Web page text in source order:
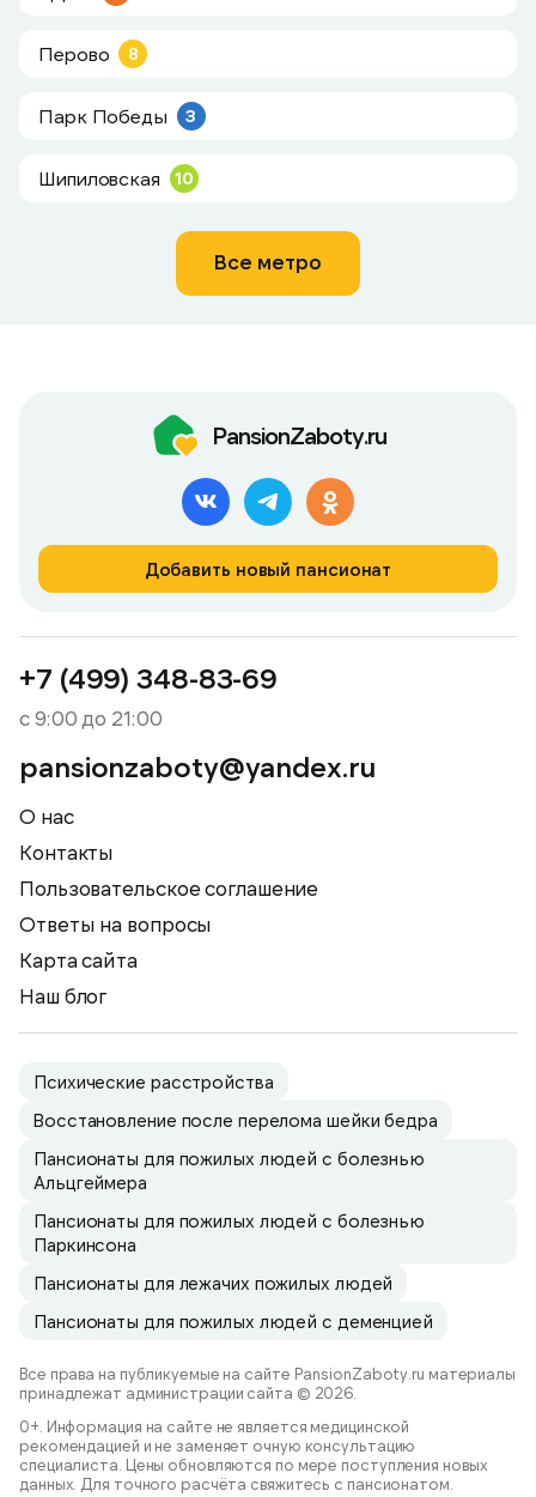
Перово 8
Парк Победы 3
Шипиловская 10
Все метро
PansionZaboty.ru
Добавить новый пансионат
+7 (499) 348-83-69
с 9:00 до 21:00
pansionzaboty@yandex.ru
О нас
Контакты
Пользовательское соглашение
Ответы на вопросы
Карта сайта
Наш блог
Психические расстройства
Восстановление после перелома шейки бедра
Пансионаты для пожилых людей с болезнью
Альцгеймера
Пансионаты для пожилых людей с болезнью
Паркинсона
Пансионаты для лежачих пожилых людей
Пансионаты для пожилых людей с деменцией
Все права на публикуемые на сайте PansionZaboty.ru материалы
принадлежат администрации сайта © 2026.
0+. Информация на сайте не является медицинской
рекомендацией и не заменяет очную консультацию
специалиста. Цены обновляются по мере поступления новых
данных. Для точного расчёта свяжитесь с пансионатом.